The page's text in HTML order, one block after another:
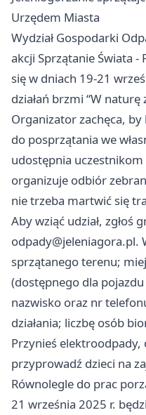
Urzędem Miasta
Wydział Gospodarki
akcji Sprzątanie Świata
się w dniach 19-21
działań brzmi “W naturę
Organizator zachęca,
do posprzątania we
udostępnia
organizuje odbiór
nie trzeba martwić się
Aby wziąć udział, zgłoś
odpady@jeleniagora.pl.
sprzątanego terenu;
(dostępnego dla
nazwisko oraz nr
działania; liczbę osób
Przynieś elektroodpady,
przyprowadź dzieci na
Równolegle do prac
21 września 2025 r.